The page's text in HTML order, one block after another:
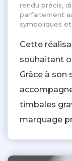
rendu précis,
parfaitement
symboliques
Cette
souhaitant
Grâce à son
timbales
marquage